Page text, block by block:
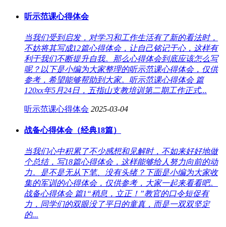
听示范课心得体会
当我们受到启发，对学习和工作生活有了新的看法时，
不妨将其写成12篇心得体会，让自己铭记于心，这样有
利于我们不断提升自我。那么心得体会到底应该怎么写
呢？以下是小编为大家整理的听示范课心得体会，仅供
参考，希望能够帮助到大家。听示范课心得体会 篇
120xx年5月24日，五指山支教培训第二期工作正式...
听示范课心得体会 2025-03-04
战备心得体会（经典18篇）
当我们心中积累了不少感想和见解时，不如来好好地做
个总结，写18篇心得体会，这样能够给人努力向前的动
力。是不是无从下笔、没有头绪？下面是小编为大家收
集的军训的心得体会，仅供参考，大家一起来看看吧。
战备心得体会 篇1“稍息，立正！”教官的口令短促有
力，同学们的双眼没了平日的童真，而是一双双坚定
的...